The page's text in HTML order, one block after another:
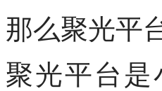
那么聚光平
聚光平台